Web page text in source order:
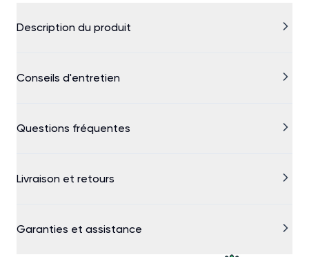
Description du produit
Conseils d'entretien
Questions fréquentes
Livraison et retours
Garanties et assistance